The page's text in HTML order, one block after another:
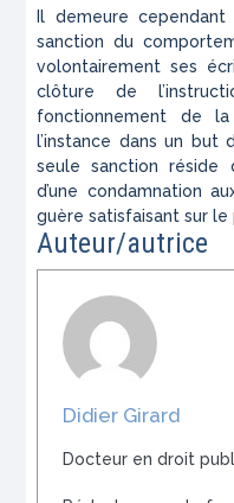
Il demeure
sanction du
volontairement ses
clôture de
fonctionnement de
l’instance dans un but
seule sanction réside
d’une condamnation
guère satisfaisant sur le
Auteur/autrice
Didier Girard
Docteur en droit